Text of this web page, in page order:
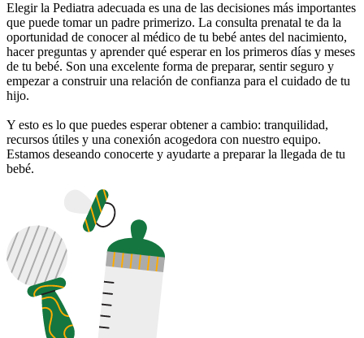
Elegir la Pediatra adecuada es una de las decisiones más importantes
que puede tomar un padre primerizo. La consulta prenatal te da la
oportunidad de conocer al médico de tu bebé antes del nacimiento,
hacer preguntas y aprender qué esperar en los primeros días y meses
de tu bebé. Son una excelente forma de preparar, sentir seguro y
empezar a construir una relación de confianza para el cuidado de tu
hijo.
Y esto es lo que puedes esperar obtener a cambio: tranquilidad,
recursos útiles y una conexión acogedora con nuestro equipo.
Estamos deseando conocerte y ayudarte a preparar la llegada de tu
bebé.